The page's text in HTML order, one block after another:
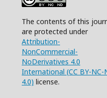
The contents of this
are protected under
Attribution-
NonCommercial-
NoDerivatives 4.0
International (CC BY-NC-
4.0) license.